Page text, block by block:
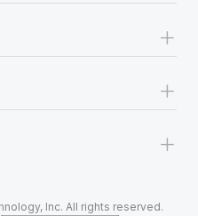
+
+
+
Inc. All rights reserved.